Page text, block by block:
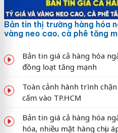
Bản tin thị trường hàng hóa
vàng neo cao, cà phê tăng
Bản tin giá cả hàng hóa
đồng loạt tăng mạnh
Toàn cảnh hành trình
cấm vào TP.HCM
Bản tin giá cả hàng hóa
hóa, nhiều mặt hàng chịu